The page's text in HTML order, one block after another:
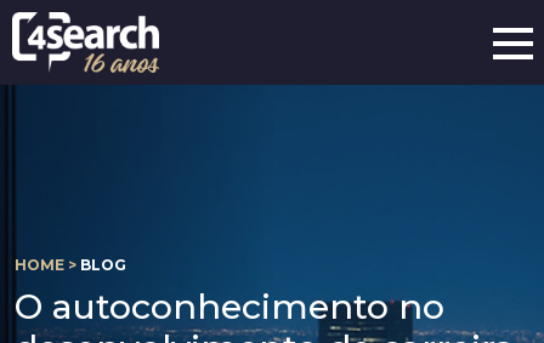
HOME > BLOG
O autoconhecimento no